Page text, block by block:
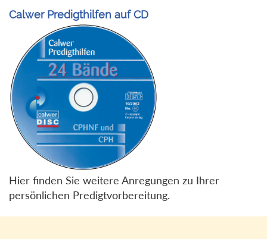
Calwer Predigthilfen auf CD
Hier finden Sie weitere Anregungen zu Ihrer
persönlichen Predigtvorbereitung.